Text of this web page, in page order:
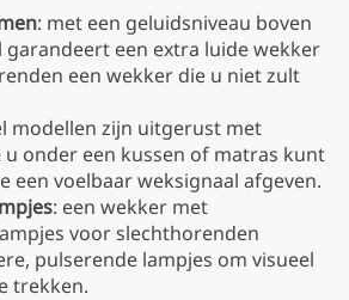
: met een geluidsniveau boven
garandeert een extra luide wekker
een wekker die u niet zult
modellen zijn uitgerust met
onder een kussen of matras kunt
een voelbaar weksignaal afgeven.
: een wekker met
voor slechthorenden
pulserende lampjes om visueel
trekken.